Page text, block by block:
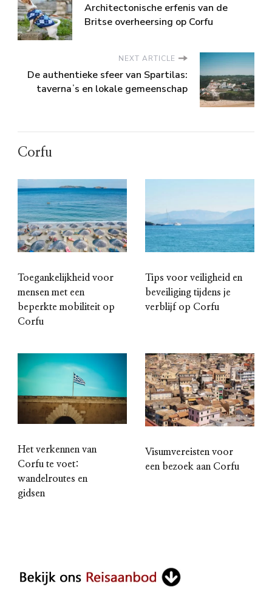
Architectonische erfenis van de
Britse overheersing op Corfu
NEXT ARTICLE
De authentieke sfeer van Spartilas:
tavernaʼs en lokale gemeenschap
Corfu
Toegankelijkheid voor
mensen met een
beperkte mobiliteit op
Corfu
Tips voor veiligheid en
beveiliging tijdens je
verblijf op Corfu
Het verkennen van
Corfu te voet:
wandelroutes en
gidsen
Visumvereisten voor
een bezoek aan Corfu